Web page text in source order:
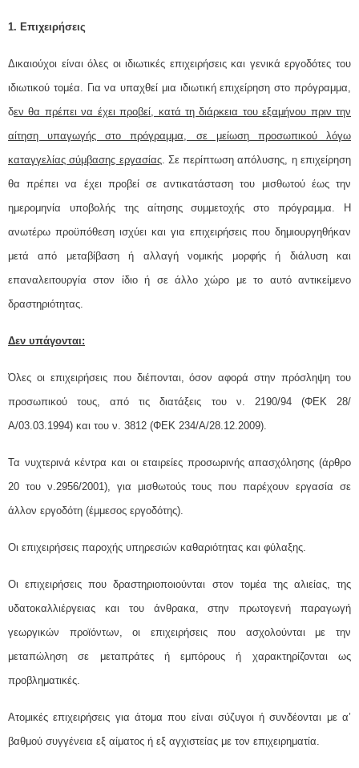
1. Επιχειρήσεις
Δικαιούχοι είναι όλες οι ιδιωτικές επιχειρήσεις και γενικά εργοδότες του
ιδιωτικού τομέα. Για να υπαχθεί μια ιδιωτική επιχείρηση στο πρόγραμμα,
δεν θα πρέπει να έχει προβεί, κατά τη διάρκεια του εξαμήνου πριν την
αίτηση υπαγωγής στο πρόγραμμα, σε μείωση προσωπικού λόγω
καταγγελίας σύμβασης εργασίας. Σε περίπτωση απόλυσης, η επιχείρηση
θα πρέπει να έχει προβεί σε αντικατάσταση του μισθωτού έως την
ημερομηνία υποβολής της αίτησης συμμετοχής στο πρόγραμμα. Η
ανωτέρω προϋπόθεση ισχύει και για επιχειρήσεις που δημιουργηθήκαν
μετά από μεταβίβαση ή αλλαγή νομικής μορφής ή διάλυση και
επαναλειτουργία στον ίδιο ή σε άλλο χώρο με το αυτό αντικείμενο
δραστηριότητας.
Δεν υπάγονται:
Όλες οι επιχειρήσεις που διέπονται, όσον αφορά στην πρόσληψη του
προσωπικού τους, από τις διατάξεις του ν. 2190/94 (ΦΕΚ 28/
Α/03.03.1994) και του ν. 3812 (ΦΕΚ 234/Α/28.12.2009).
Τα νυχτερινά κέντρα και οι εταιρείες προσωρινής απασχόλησης (άρθρο
20 του ν.2956/2001), για μισθωτούς τους που παρέχουν εργασία σε
άλλον εργοδότη (έμμεσος εργοδότης).
Οι επιχειρήσεις παροχής υπηρεσιών καθαριότητας και φύλαξης.
Οι επιχειρήσεις που δραστηριοποιούνται στον τομέα της αλιείας, της
υδατοκαλλιέργειας και του άνθρακα, στην πρωτογενή παραγωγή
γεωργικών προϊόντων, οι επιχειρήσεις που ασχολούνται με την
μεταπώληση σε μεταπράτες ή εμπόρους ή χαρακτηρίζονται ως
προβληματικές.
Ατομικές επιχειρήσεις για άτομα που είναι σύζυγοι ή συνδέονται με α’
βαθμού συγγένεια εξ αίματος ή εξ αγχιστείας με τον επιχειρηματία.